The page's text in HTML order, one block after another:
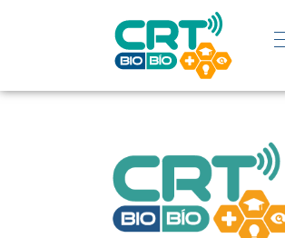
REGIÓN:
LOGROS
DE CRT